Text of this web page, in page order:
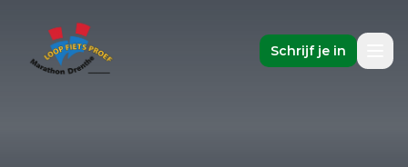
Schrijf je in